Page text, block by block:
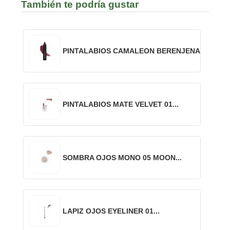
También te podría gustar
PINTALABIOS CAMALEON BERENJENA
PINTALABIOS MATE VELVET 01...
SOMBRA OJOS MONO 05 MOON...
LAPIZ OJOS EYELINER 01...